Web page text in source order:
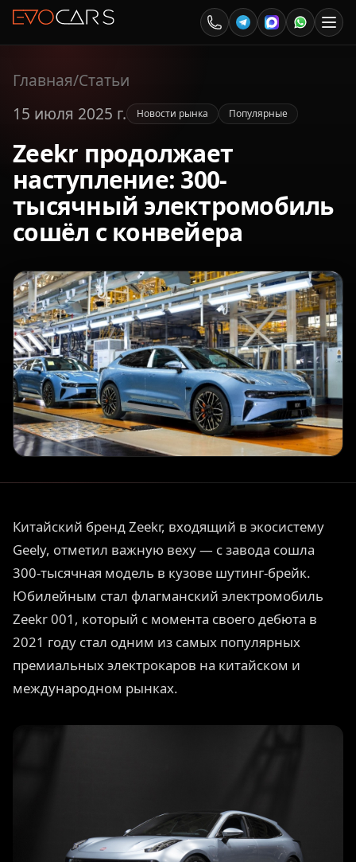
Главная/Статьи
15 июля 2025 г.
Новости рынка Популярные
Zeekr продолжает
наступление: 300-
тысячный электромобиль
сошёл с конвейера
Китайский бренд Zeekr, входящий в экосистему
Geely, отметил важную веху — с завода сошла
300-тысячная модель в кузове шутинг-брейк.
Юбилейным стал флагманский электромобиль
Zeekr 001, который с момента своего дебюта в
2021 году стал одним из самых популярных
премиальных электрокаров на китайском и
международном рынках.